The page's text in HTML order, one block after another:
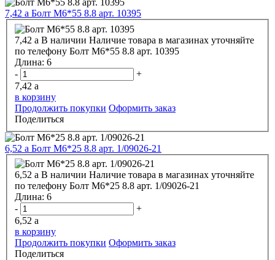
7,42 a Болт М6*55 8.8 арт. 10395
7,42 a В наличии Наличие товара в магазинах уточняйте
по телефону
Болт М6*55 8.8 арт. 10395
Длина: 6
-
+
7,42 a
в корзину
Продолжить покупки Оформить заказ
Поделиться
6,52 a Болт М6*25 8.8 арт. 1/09026-21
6,52 a В наличии Наличие товара в магазинах уточняйте
по телефону
Болт М6*25 8.8 арт. 1/09026-21
Длина: 6
-
+
6,52 a
в корзину
Продолжить покупки Оформить заказ
Поделиться